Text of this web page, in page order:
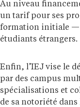
Au niveau
un tarif pour ses
formation initiale —
étudiants étrangers.
Enfin, l’IEJ vise le
par des campus
spécialisations et
de sa notoriété